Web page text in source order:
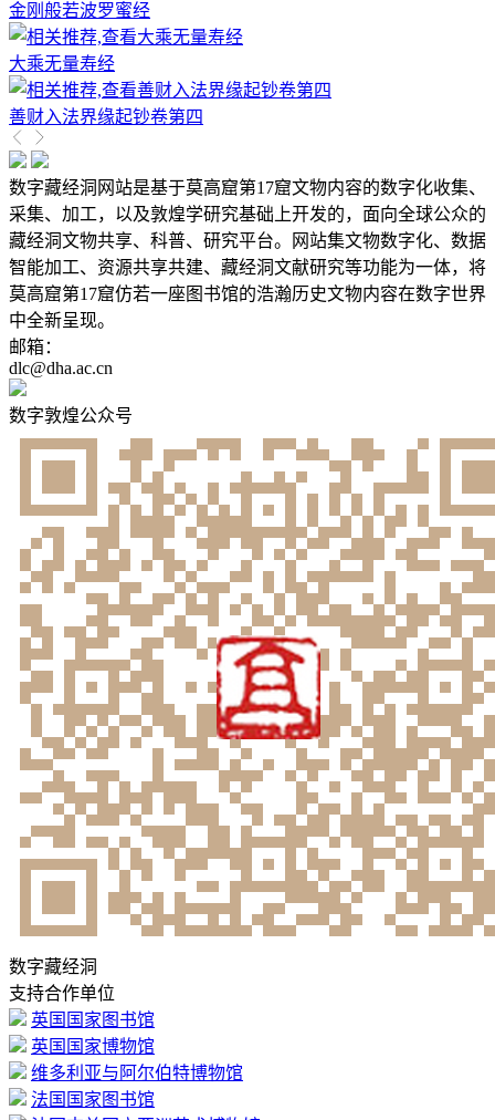
金刚般若波罗蜜经
大乘无量寿经
善财入法界缘起钞卷第四
数字藏经洞网站是基于莫高窟第17窟文物内容的数字化收集、
采集、加工，以及敦煌学研究基础上开发的，面向全球公众的
藏经洞文物共享、科普、研究平台。网站集文物数字化、数据
智能加工、资源共享共建、藏经洞文献研究等功能为一体，将
莫高窟第17窟仿若一座图书馆的浩瀚历史文物内容在数字世界
中全新呈现。
邮箱：
dlc@dha.ac.cn
数字敦煌公众号
数字藏经洞
支持合作单位
英国国家图书馆
英国国家博物馆
维多利亚与阿尔伯特博物馆
法国国家图书馆